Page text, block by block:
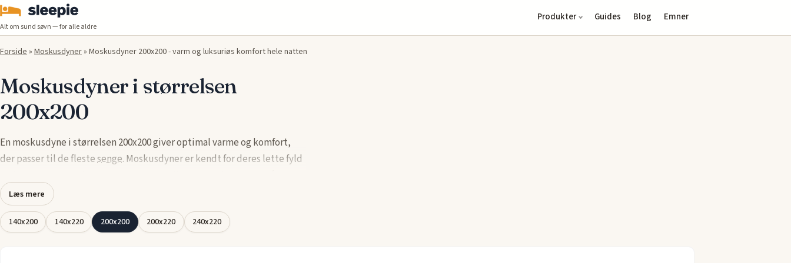
Alt om sund søvn — for alle aldre
Produkter Guides Blog Emner
Forside» Moskusdyner» Moskusdyner 200x200 - varm og luksuriøs komfort hele natten
Moskusdyner i størrelsen
200x200
En moskusdyne i størrelsen 200x200 giver optimal varme og komfort,
der passer til de flestesenge. Moskusdyner er kendt for deres lette fyld
rundt.
Kvaliteten på moskusdyner fra mærker somArctic, Night & Day,
of Denmark ogRingsted Dunsikrer lang holdbarhed og høj komfort.
Læs mere
140x200 140x220 200x200 200x220 240x220